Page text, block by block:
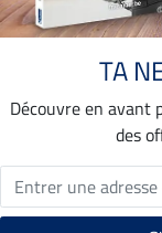
TA
Découvre en avant
des